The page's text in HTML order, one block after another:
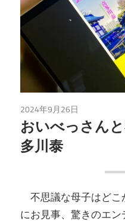
2024年9月26日
おいべっさん
多川泰
不思議な母子はどこ
にお見事、驚きのエ